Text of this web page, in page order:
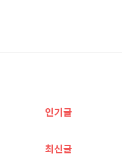
추
정
인기글
최신글